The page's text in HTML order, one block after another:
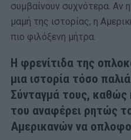
συμβαίνουν συχνότερα. Αν
μαμή της ιστορίας, η
πιο φιλόξενη μήτρα.
Η φρενίτιδα της
μια ιστορία τόσο
Σύνταγμά τους, καθώς
του αναφέρει ρητώς
Αμερικανών να